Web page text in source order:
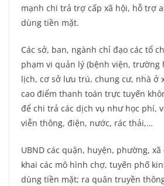
mạnh chi trả trợ cấp xã hội, hỗ trợ
dùng tiền mặt.
Các sở, ban, ngành chỉ đạo các tổ
phạm vi quản lý (bệnh viện, trường
lịch, cơ sở lưu trú, chung cư, nhà ở
cao điểm thanh toán trực tuyến
để chi trả các dịch vụ như học phí,
viễn thông, điện, nước, rác thải,…
UBND các quận, huyện, phường,
khai các mô hình chợ, tuyến phố
dùng tiền mặt; ra quân truyền